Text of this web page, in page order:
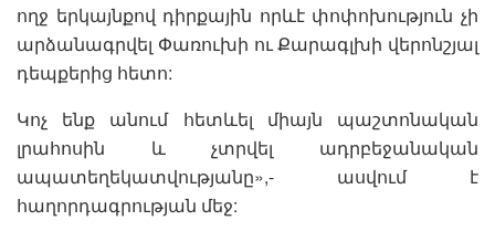
ողջ երկայնքով դիրքային որևէ փոփոխություն չի
արձանագրվել Փառուխի ու Քարագլխի վերոնշյալ
դեպքերից հետո:
Կոչ ենք անում հետևել միայն պաշտոնական
լրահոսին և չտրվել ադրբեջանական
ապատեղեկատվությանը»,- ասվում է
հաղորդագրության մեջ: